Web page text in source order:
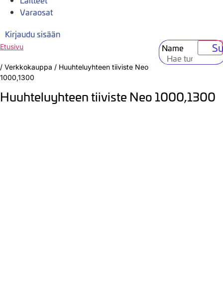
Varaosat
Kirjaudu sisään
Name
Etusivu
/ Verkkokauppa / Huuhteluyhteen tiiviste Neo
1000,1300
Huuhteluyhteen tiiviste Neo 1000,1300